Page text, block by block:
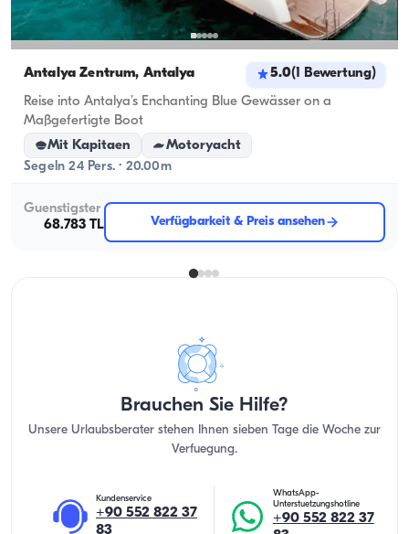
Antalya Zentrum, Antalya 5.0(1 Bewertung)
Reise into Antalya’s Enchanting Blue Gewässer on a
Maßgefertigte Boot
Mit Kapitaen
Motoryacht
Segeln 24 Pers. · 20.00m
Guenstigster
68.783 TL
Verfügbarkeit & Preis ansehen
Brauchen Sie Hilfe?
Unsere Urlaubsberater stehen Ihnen sieben Tage die Woche zur
Verfuegung.
Kundenservice
+90 552 822 37
83
WhatsApp-
Unterstuetzungshotline
+90 552 822 37